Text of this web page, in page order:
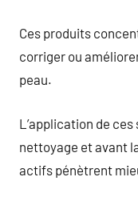
Ces produits
corriger ou
peau.
L’application de
nettoyage et avant
actifs pénètrent